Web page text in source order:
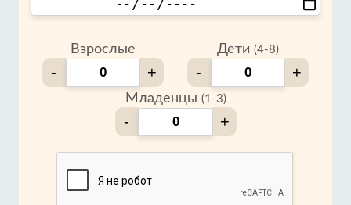
Взрослые
- +
Дети (4-8)
- +
Младенцы (1-3)
- +